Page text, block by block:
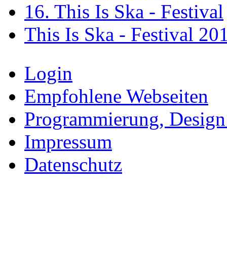
16. This Is Ska - Festival
This Is Ska - Festival
Login
Empfohlene Webseiten
Programmierung,
Impressum
Datenschutz